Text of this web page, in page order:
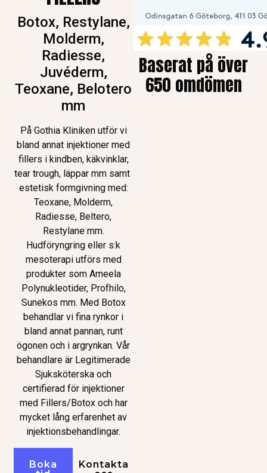
Botox, Restylane,
Molderm,
Radiesse,
Juvéderm,
Teoxane, Belotero
mm
På Gothia Kliniken utför vi
bland annat injektioner med
fillers i kindben, käkvinklar,
tear trough, läppar mm samt
estetisk formgivning med:
Teoxane, Molderm,
Radiesse, Beltero,
Restylane mm.
Hudföryngring eller s:k
mesoterapi utförs med
produkter som Ameela
Polynukleotider, Profhilo,
Sunekos mm. Med Botox
behandlar vi fina rynkor i
bland annat pannan, runt
ögonen och i argrynkan. Vår
behandlare är Legitimerade
Sjuksköterska och
certifierad för injektioner
med Fillers/Botox och har
mycket lång erfarenhet av
injektionsbehandlingar.
Boka
Kontakta
Baserat på över
650 omdömen